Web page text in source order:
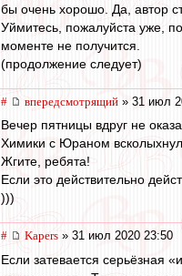
бы очень хорошо. Да, автор
Уймитесь, пожалуйста уже,
моменте не получится.
(продолжение следует)
# впередсмотрящий » 31 июл
Вечер пятницы вдруг не
Химики с Юраном
Жгите, ребята!
Если это действительно
)))
# Kapers » 31 июл 2020 23:50
Если затевается серьёзная